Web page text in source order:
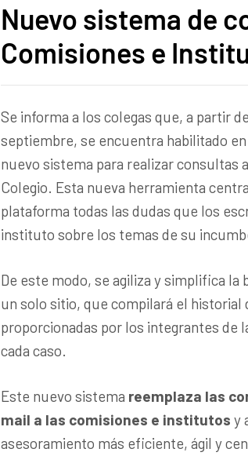
Nuevo sistema de
Comisiones e
Se informa a los colegas que, a partir
septiembre, se encuentra habilitado
nuevo sistema para realizar consultas
Colegio. Esta nueva herramienta
plataforma todas las dudas que los
instituto sobre los temas de su
De este modo, se agiliza y simplifica la
un solo sitio, que compilará el historial
proporcionadas por los integrantes de
cada caso.
Este nuevo sistema reemplaza las
mail a las comisiones e institutos y
asesoramiento más eficiente, ágil y